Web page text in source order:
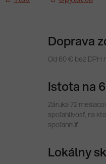
Doprava
Od 60 € bez DPH
Istota na
Záruka 72
spoľahlivosť, na
spoľahnúť.
Lokálny